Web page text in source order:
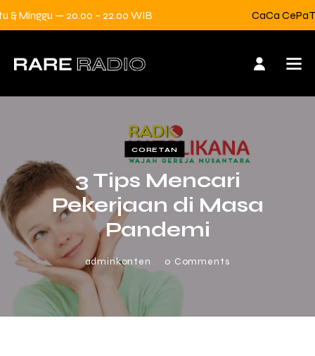
— 20.00 – 22.00 WIB CaCa CePaTs —
CORETAN
3 Tips Mencari
Pekerjaan di Masa
Pandemi
adminkonten 0 Comments